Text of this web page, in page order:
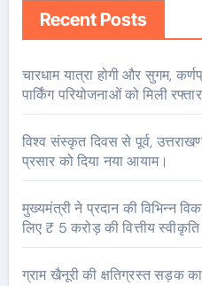
Recent Posts
चारधाम यात्रा होगी और सुगम,
पार्किंग परियोजनाओं को मिली रफ्तार
विश्व संस्कृत दिवस से पूर्व,
प्रसार को दिया नया आयाम।
मुख्यमंत्री ने प्रदान की विभिन्न
लिए ₹ 5 करोड़ की वित्तीय
ग्राम खैनूरी की क्षतिग्रस्त सड़क